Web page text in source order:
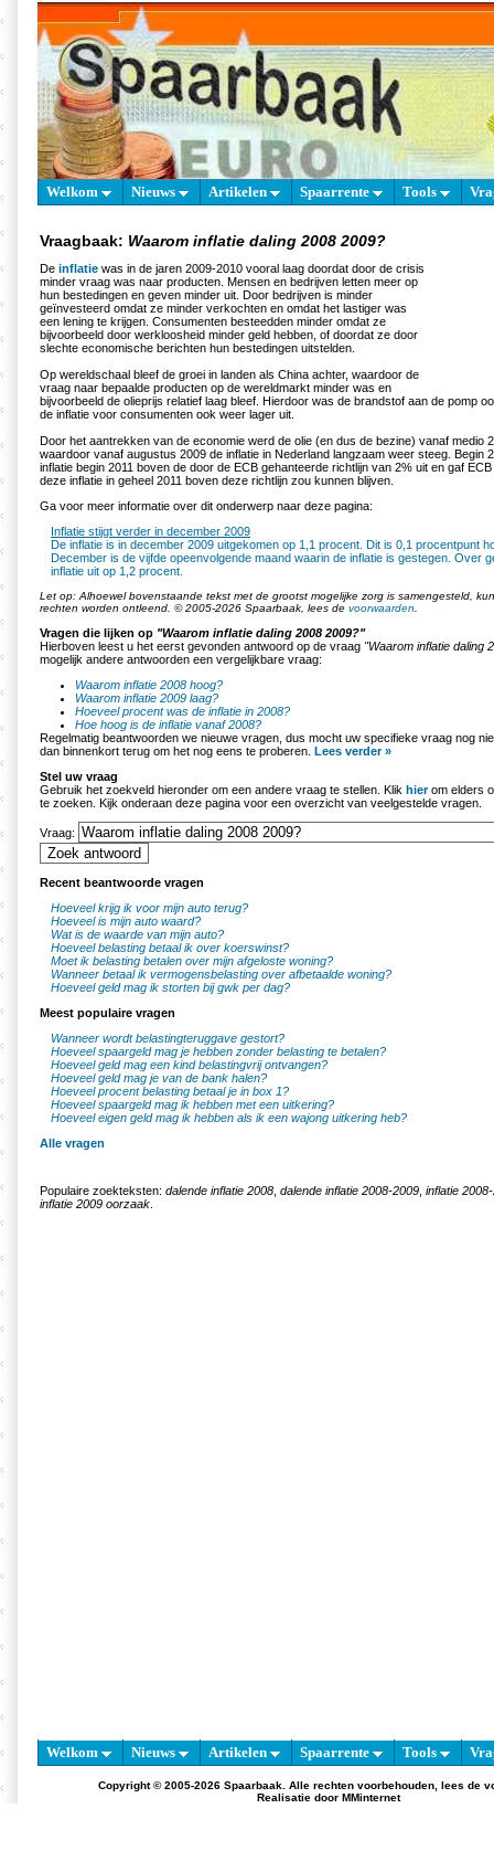
Welkom Nieuws Artikelen Spaarrente Tools
Vraagbaak: Waarom inflatie daling 2008 2009?
De inflatie was in de jaren 2009-2010 vooral laag doordat door de crisis
minder vraag was naar producten. Mensen en bedrijven letten meer op
hun bestedingen en geven minder uit. Door bedrijven is minder
geïnvesteerd omdat ze minder verkochten en omdat het lastiger was
een lening te krijgen. Consumenten besteedden minder omdat ze
bijvoorbeeld door werkloosheid minder geld hebben, of doordat ze door
slechte economische berichten hun bestedingen uitstelden.
Op wereldschaal bleef de groei in landen als China achter, waardoor de
vraag naar bepaalde producten op de wereldmarkt minder was en
bijvoorbeeld de olieprijs relatief laag bleef. Hierdoor was de brandstof aan de pomp
de inflatie voor consumenten ook weer lager uit.
Door het aantrekken van de economie werd de olie (en dus de bezine) vanaf medio
waardoor vanaf augustus 2009 de inflatie in Nederland langzaam weer steeg. Begin
inflatie begin 2011 boven de door de ECB gehanteerde richtlijn van 2% uit en gaf
deze inflatie in geheel 2011 boven deze richtlijn zou kunnen blijven.
Ga voor meer informatie over dit onderwerp naar deze pagina:
Inflatie stijgt verder in december 2009
De inflatie is in december 2009 uitgekomen op 1,1 procent. Dit is 0,1 procentpunt
December is de vijfde opeenvolgende maand waarin de inflatie is gestegen. Over
inflatie uit op 1,2 procent.
Let op: Alhoewel bovenstaande tekst met de grootst mogelijke zorg is samengesteld,
rechten worden ontleend. © 2005-2026 Spaarbaak, lees de voorwaarden
Vragen die lijken op "Waarom inflatie daling 2008 2009?"
Hierboven leest u het eerst gevonden antwoord op de vraag "Waarom inflatie daling
mogelijk andere antwoorden een vergelijkbare vraag:
Waarom inflatie 2008 hoog?
Waarom inflatie 2009 laag?
Hoeveel procent was de inflatie in 2008?
Hoe hoog is de inflatie vanaf 2008?
Regelmatig beantwoorden we nieuwe vragen, dus mocht uw specifieke vraag nog
dan binnenkort terug om het nog eens te proberen. Lees verder »
Stel uw vraag
Gebruik het zoekveld hieronder om een andere vraag te stellen. Klik hierom elders
te zoeken. Kijk onderaan deze pagina voor een overzicht van veelgestelde vragen.
Vraag:
Recent beantwoorde vragen
Hoeveel krijg ik voor mijn auto terug?
Hoeveel is mijn auto waard?
Wat is de waarde van mijn auto?
Hoeveel belasting betaal ik over koerswinst?
Moet ik belasting betalen over mijn afgeloste woning?
Wanneer betaal ik vermogensbelasting over afbetaalde woning?
Hoeveel geld mag ik storten bij gwk per dag?
Meest populaire vragen
Wanneer wordt belastingteruggave gestort?
Hoeveel spaargeld mag je hebben zonder belasting te betalen?
Hoeveel geld mag een kind belastingvrij ontvangen?
Hoeveel geld mag je van de bank halen?
Hoeveel procent belasting betaal je in box 1?
Hoeveel spaargeld mag ik hebben met een uitkering?
Hoeveel eigen geld mag ik hebben als ik een wajong uitkering heb?
Alle vragen
Populaire zoekteksten: dalende inflatie 2008 dalende inflatie 2008-2009 inflatie
inflatie 2009 oorzaak
Welkom Nieuws Artikelen Spaarrente Tools
Copyright © 2005-2026 Spaarbaak. Alle rechten voorbehouden, lees de
Realisatie door MMinternet